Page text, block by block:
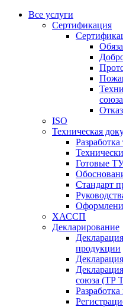
Все услуги
Сертификация
ISO
Техническая
Готовые
Стандарт
ХАССП
Декларирование
продукции
союза (ТР